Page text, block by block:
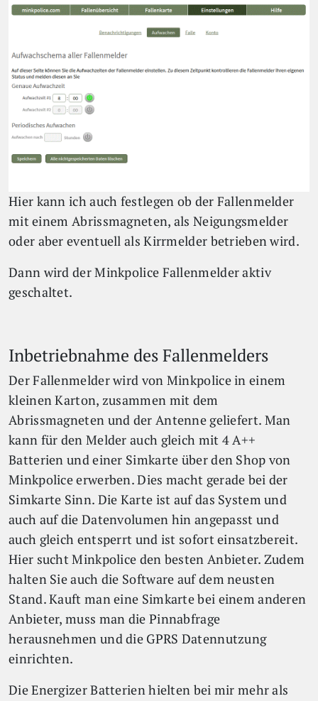
Hier kann ich auch festlegen ob der Fallenmelder
mit einem Abrissmagneten, als Neigungsmelder
oder aber eventuell als Kirrmelder betrieben wird.
Dann wird der Minkpolice Fallenmelder aktiv
geschaltet.
Inbetriebnahme des Fallenmelders
Der Fallenmelder wird von Minkpolice in einem
kleinen Karton, zusammen mit dem
Abrissmagneten und der Antenne geliefert. Man
kann für den Melder auch gleich mit 4 A++
Batterien und einer Simkarte über den Shop von
Minkpolice erwerben. Dies macht gerade bei der
Simkarte Sinn. Die Karte ist auf das System und
auch auf die Datenvolumen hin angepasst und
auch gleich entsperrt und ist sofort einsatzbereit.
Hier sucht Minkpolice den besten Anbieter. Zudem
halten Sie auch die Software auf dem neusten
Stand. Kauft man eine Simkarte bei einem anderen
Anbieter, muss man die Pinnabfrage
herausnehmen und die GPRS Datennutzung
einrichten.
Die Energizer Batterien hielten bei mir mehr als